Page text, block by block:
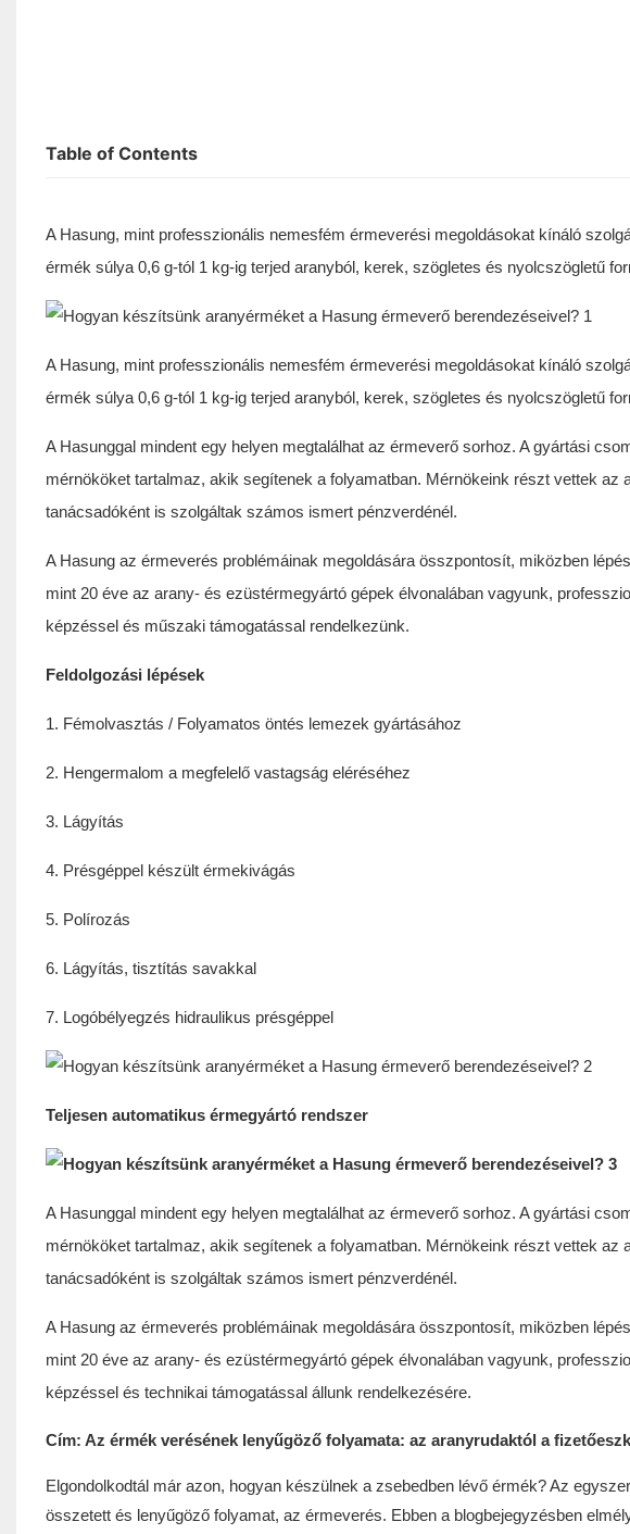
Table of Contents
A Hasung, mint professzionális nemesfém érmeverési megoldásokat kínáló
érmék súlya 0,6 g-tól 1 kg-ig terjed aranyból, kerek, szögletes és nyolcszögletű
A Hasung, mint professzionális nemesfém érmeverési megoldásokat kínáló
érmék súlya 0,6 g-tól 1 kg-ig terjed aranyból, kerek, szögletes és nyolcszögletű
A Hasunggal mindent egy helyen megtalálhat az érmeverő sorhoz. A gyártási
mérnököket tartalmaz, akik segítenek a folyamatban. Mérnökeink részt vettek
tanácsadóként is szolgáltak számos ismert pénzverdénél.
A Hasung az érmeverés problémáinak megoldására összpontosít, miközben
mint 20 éve az arany- és ezüstérmegyártó gépek élvonalában vagyunk,
képzéssel és műszaki támogatással rendelkezünk.
Feldolgozási lépések
1. Fémolvasztás / Folyamatos öntés lemezek gyártásához
2. Hengermalom a megfelelő vastagság eléréséhez
3. Lágyítás
4. Présgéppel készült érmekivágás
5. Polírozás
6. Lágyítás, tisztítás savakkal
7. Logóbélyegzés hidraulikus présgéppel
Teljesen automatikus érmegyártó rendszer
A Hasunggal mindent egy helyen megtalálhat az érmeverő sorhoz. A gyártási
mérnököket tartalmaz, akik segítenek a folyamatban. Mérnökeink részt vettek
tanácsadóként is szolgáltak számos ismert pénzverdénél.
A Hasung az érmeverés problémáinak megoldására összpontosít, miközben
mint 20 éve az arany- és ezüstérmegyártó gépek élvonalában vagyunk,
képzéssel és technikai támogatással állunk rendelkezésére.
Cím: Az érmék verésének lenyűgöző folyamata: az aranyrudaktól a
Elgondolkodtál már azon, hogyan készülnek a zsebedben lévő érmék? Az
összetett és lenyűgöző folyamat, az érmeverés. Ebben a blogbejegyzésben